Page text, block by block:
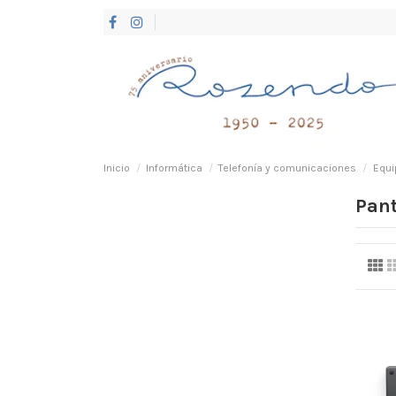
Inicio Informática Telefonía y comunicaciones